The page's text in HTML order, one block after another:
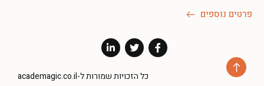
פרטים נוספים
כל הזכויות שמורות ל-academagic.co.il